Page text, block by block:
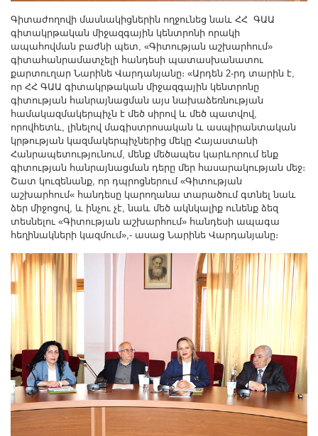
Գիտաժողովի մասնակիցներին ողջունեց նաև ՀՀ ԳԱԱ
գիտակրթական միջազգային կենտրոնի որակի
ապահովման բաժնի պետ, «Գիտության աշխարհում»
գիտահանրամատչելի հանդեսի պատասխանատու
քարտուղար Նարինե Վարդանյանը։ «Արդեն 2-րդ տարին է,
որ ՀՀ ԳԱԱ գիտակրթական միջազգային կենտրոնը
գիտության հանրայնացման այս նախաձեռնության
համակազմակերպիչն է մեծ սիրով և մեծ պատվով,
որովհետև, լինելով մագիստրոսական և ասպիրանտական
կրթության կազմակերպիչներից մեկը Հայաստանի
Հանրապետությունում, մենք մեծապես կարևորում ենք
գիտության հանրայնացման դերը մեր հասարակության մեջ։
Շատ կուզենանք, որ դպրոցներում «Գիտության
աշխարհում« հանդեսը կարողանա տարածում գտնել նաև
ձեր միջոցով, և ինչու չէ, նաև մեծ ակնկալիք ունենք ձեզ
տեսնելու «Գիտության աշխարհում» հանդեսի ապագա
հեղինակների կազմում»,- ասաց Նարինե Վարդանյանը։